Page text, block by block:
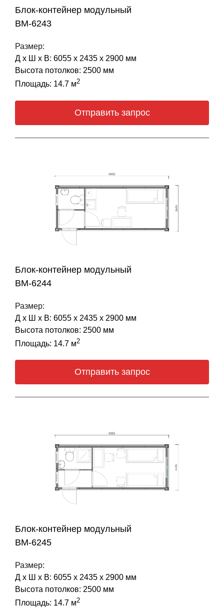
Блок-контейнер модульный
BM-6243
Размер:
Д х Ш х В: 6055 х 2435 х 2900 мм
Высота потолков: 2500 мм
Площадь: 14.7 м2
Отправить запрос
Блок-контейнер модульный
BM-6244
Размер:
Д х Ш х В: 6055 х 2435 х 2900 мм
Высота потолков: 2500 мм
Площадь: 14.7 м2
Отправить запрос
Блок-контейнер модульный
BM-6245
Размер:
Д х Ш х В: 6055 х 2435 х 2900 мм
Высота потолков: 2500 мм
Площадь: 14.7 м2